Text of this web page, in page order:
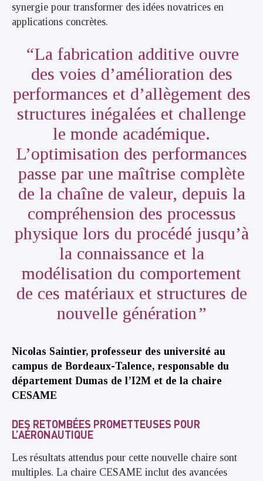
synergie pour transformer des idées novatrices en
applications concrètes.
La fabrication additive ouvre
des voies d’amélioration des
performances et d’allègement des
structures inégalées et challenge
le monde académique.
L’optimisation des performances
passe par une maîtrise complète
de la chaîne de valeur, depuis la
compréhension des processus
physique lors du procédé jusqu’à
la connaissance et la
modélisation du comportement
de ces matériaux et structures de
nouvelle génération
Nicolas Saintier, professeur des université au
campus de Bordeaux-Talence, responsable du
département Dumas de l’I2M et de la chaire
CESAME
DES RETOMBÉES PROMETTEUSES POUR
L’AÉRONAUTIQUE
Les résultats attendus pour cette nouvelle chaire sont
multiples. La chaire CESAME inclut des avancées